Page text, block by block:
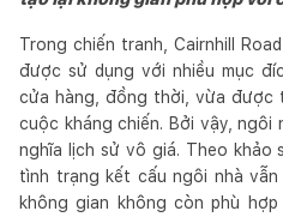
Trong chiến tranh, Cairnhill
được sử dụng với nhiều mục
cửa hàng, đồng thời, vừa được
cuộc kháng chiến. Bởi vậy, ngôi
nghĩa lịch sử vô giá. Theo khảo
tình trạng kết cấu ngôi nhà
không gian không còn phù